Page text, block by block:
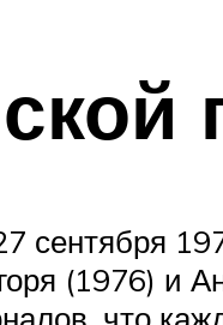
сентября
(1976) и